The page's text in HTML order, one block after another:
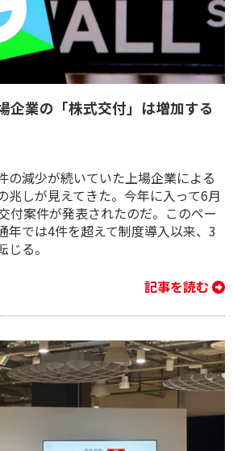
企業の「株式交付」は増加する
の減少が続いていた上場企業による
兆しが見えてきた。今年に入って6月
付案件が発表されたのだ。このペー
年では4件を超えて制度導入以来、3
る。
記事を読む